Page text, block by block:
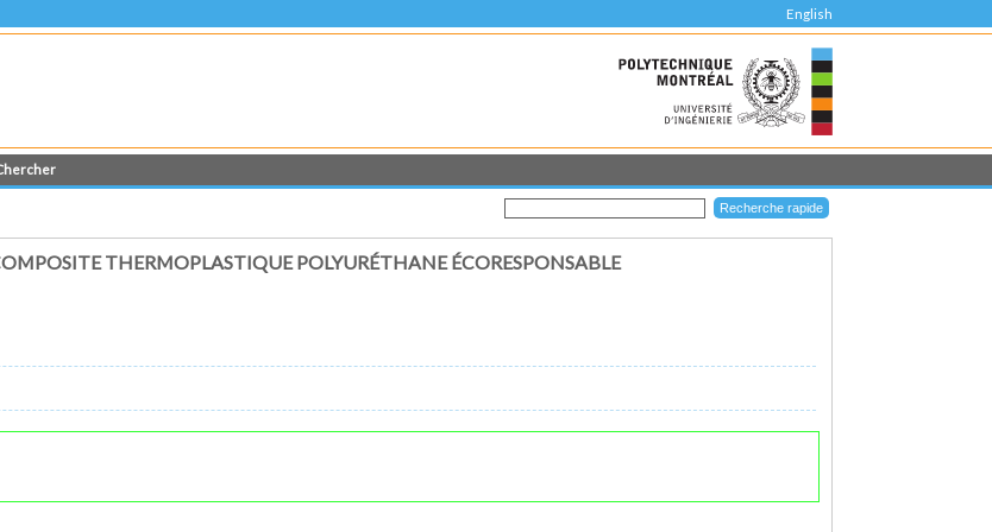
English
THERMOPLASTIQUE POLYURÉTHANE ÉCORESPONSABLE